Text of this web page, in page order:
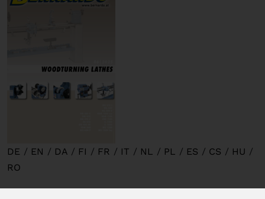
DE / EN / DA / FI / FR / IT / NL / PL / ES / CS / HU /
RO